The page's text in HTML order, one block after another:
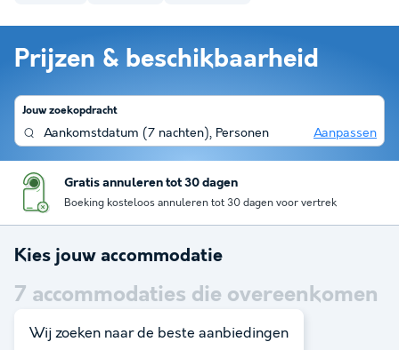
Prijzen & beschikbaarheid
Jouw zoekopdracht
Aankomstdatum (7 nachten), Personen Aanpassen
Gratis annuleren tot 30 dagen
Boeking kosteloos annuleren tot 30 dagen voor vertrek
Kies jouw accommodatie
7 accommodaties die overeenkomen
met je zoekopdracht
Wij zoeken naar de beste aanbiedingen